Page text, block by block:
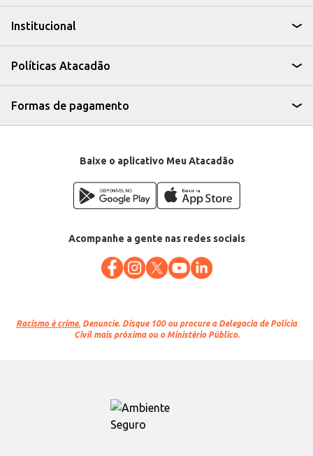
Institucional
Políticas Atacadão
Formas de pagamento
Baixe o aplicativo Meu Atacadão
Acompanhe a gente nas redes sociais
Racismo é crime. Denuncie. Disque 100 ou procure a Delegacia de Polícia
Civil mais próxima ou o Ministério Público.